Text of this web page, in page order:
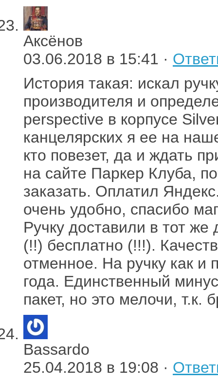
Аксёнов
03.06.2018 в 15:41 ·
История такая: искал
производителя и
perspective в корпусе
канцелярских я ее на
кто повезет, да и ждать
на сайте Паркер Клуба,
заказать. Оплатил
очень удобно, спасибо
Ручку доставили в тот
(!!) бесплатно (!!!).
отменное. На ручку как и
года. Единственный
пакет, но это мелочи, т.к.
Bassardo
25.04.2018 в 19:08 ·